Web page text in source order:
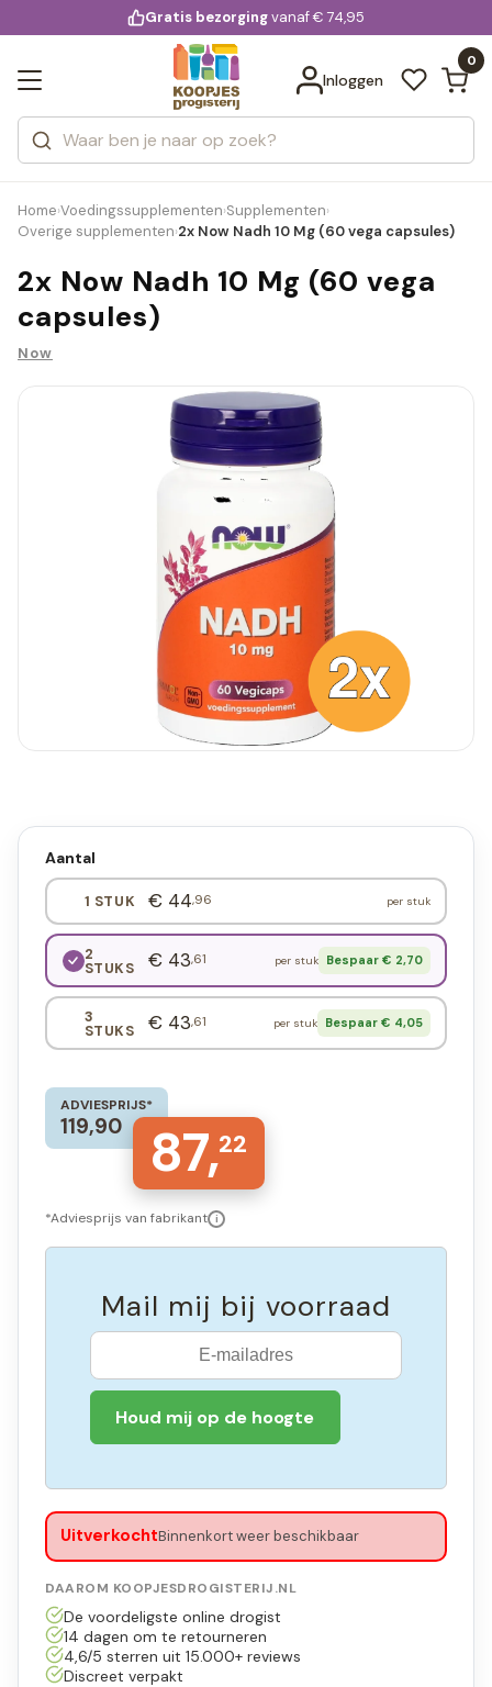
voor 20:00 uur besteld
Gratis bezorgingvanaf € 74,95
Inloggen
0
Zoeken
Categorieën
Merken
Bekijk alle resultaten
Home›Voedingssupplementen›Supplementen›
Overige supplementen›2x Now Nadh 10 Mg (60 vega capsules)
2x Now Nadh 10 Mg (60 vega
capsules)
Now
Aantal
1 STUK € 44,96 per stuk
2
STUKS € 43,61 per stuk Bespaar € 2,70
3
STUKS € 43,61 per stuk Bespaar € 4,05
ADVIESPRIJS*
119,90 87,22
*Adviesprijs van fabrikant i
Mail mij bij voorraad
Houd mij op de hoogte
UitverkochtBinnenkort weer beschikbaar
DAAROM KOOPJESDROGISTERIJ.NL
De voordeligste online drogist
14 dagen om te retourneren
4,6/5 sterren uit 15.000+ reviews
Discreet verpakt